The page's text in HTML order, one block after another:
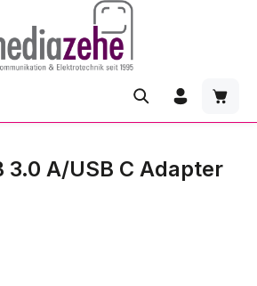
3.0 A/USB C Adapter